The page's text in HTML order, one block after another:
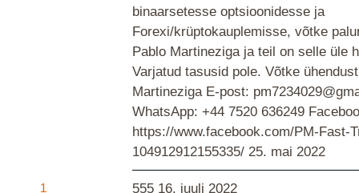
binaarsetesse optsioonidesse ja
Forexi/krüptokauplemisse, võtke
Pablo Martineziga ja teil on selle üle
Varjatud tasusid pole. Võtke
Martineziga E-post:
WhatsApp: +44 7520 636249
https://www.facebook.com/PM-Fast-
104912912155335/ 25. mai 2022
1 555 16. juuli 2022